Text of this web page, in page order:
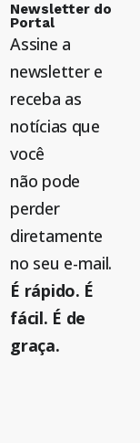
Newsletter do
Portal
Assine a
newsletter e
receba as
notícias que
você
não pode
perder
diretamente
no seu e-mail.
É rápido. É
fácil. É de
graça.